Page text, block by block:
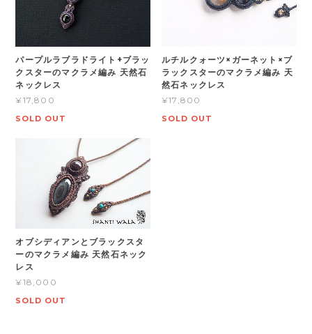
パープルラブラドライト+ブラッ
クスターのマクラメ編み 天然石
ネックレス
¥17,800
SOLD OUT
ルチルクォーツ×ガーネット×ブ
ラックスターのマクラメ編み 天
然石ネックレス
¥17,800
SOLD OUT
オブシディアンとブラックスタ
ーのマクラメ編み 天然石ネック
レス
¥18,000
SOLD OUT